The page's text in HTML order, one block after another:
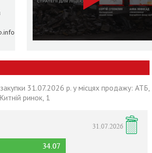
31.07.2026 р. у місцях продажу: АТБ,
ринок, 1